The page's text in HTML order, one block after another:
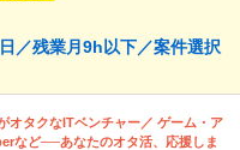
／残業月9h以下／案件選択
オタクなITベンチャー／ ゲーム・ア
など──あなたのオタ活、応援しま